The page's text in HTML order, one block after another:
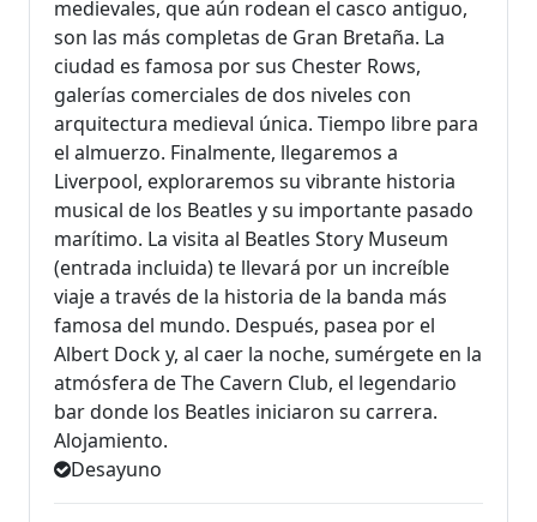
medievales, que aún rodean el casco antiguo,
son las más completas de Gran Bretaña. La
ciudad es famosa por sus Chester Rows,
galerías comerciales de dos niveles con
arquitectura medieval única. Tiempo libre para
el almuerzo. Finalmente, llegaremos a
Liverpool, exploraremos su vibrante historia
musical de los Beatles y su importante pasado
marítimo. La visita al Beatles Story Museum
(entrada incluida) te llevará por un increíble
viaje a través de la historia de la banda más
famosa del mundo. Después, pasea por el
Albert Dock y, al caer la noche, sumérgete en la
atmósfera de The Cavern Club, el legendario
bar donde los Beatles iniciaron su carrera.
Alojamiento.
Desayuno